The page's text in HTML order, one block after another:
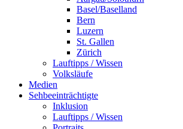
Basel/Baselland
Bern
Luzern
St. Gallen
Zürich
Lauftipps / Wissen
Volksläufe
Medien
Sehbeeinträchtigte
Inklusion
Lauftipps / Wissen